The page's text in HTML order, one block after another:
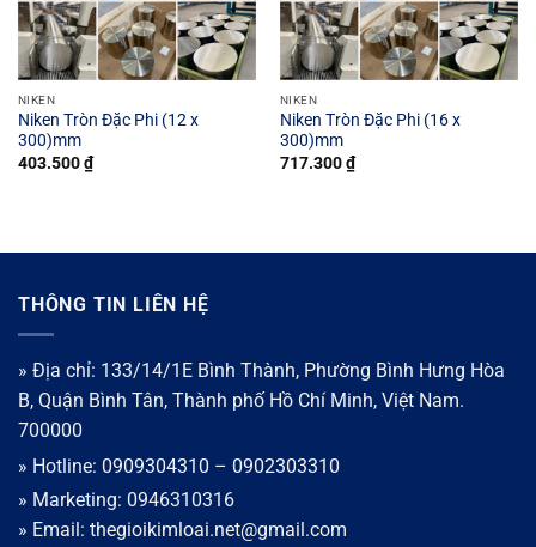
NIKEN
Niken Tròn Đặc Phi (12 x
300)mm
403.500₫
NIKEN
Niken Tròn Đặc Phi (16 x
300)mm
717.300₫
THÔNG TIN LIÊN HỆ
» Địa chỉ: 133/14/1E Bình Thành, Phường Bình Hưng Hòa
B, Quận Bình Tân, Thành phố Hồ Chí Minh, Việt Nam.
700000
» Hotline: 0909304310 – 0902303310
» Marketing: 0946310316
» Email: thegioikimloai.net@gmail.com